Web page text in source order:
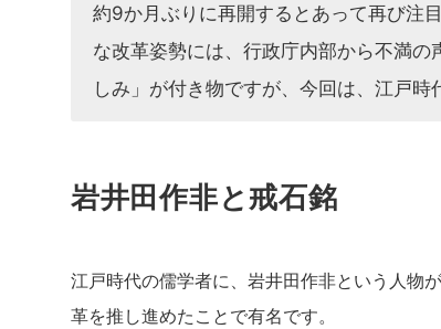
約9か月ぶりに再開するとあって再び注
な改革姿勢には、行政庁内部から不満
しみ」が付き物ですが、今回は、江戸時
岩井田作非と戒石銘
江戸時代の儒学者に、岩井田作非という人物
革を推し進めたことで有名です。